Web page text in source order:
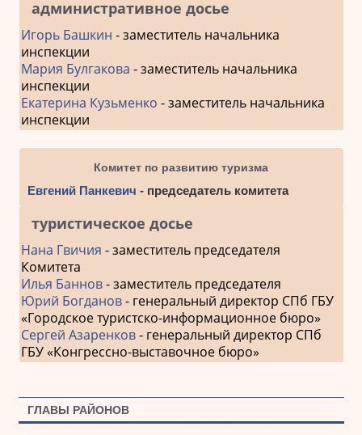
административное досье
Игорь Башкин - заместитель начальника
инспекции
Мария Булгакова - заместитель начальника
инспекции
Екатерина Кузьменко - заместитель начальника
инспекции
Комитет по развитию туризма
Евгений Панкевич - председатель комитета
туристическое досье
Нана Гвичия - заместитель председателя
Комитета
Илья Баннов- заместитель председателя
Юрий Богданов- генеральный директор СПб ГБУ
«Городское туристско-информационное бюро»
Сергей Азаренков- генеральный директор СПб
ГБУ «Конгрессно-выставочное бюро»
ГЛАВЫ РАЙОНОВ